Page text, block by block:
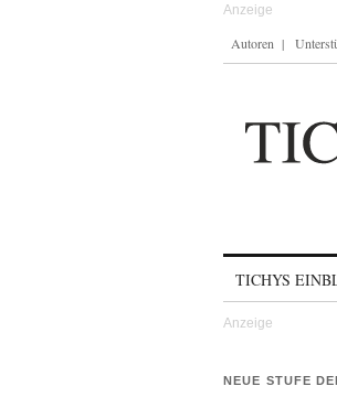
Autoren
TICHYS
NEUE STUFE